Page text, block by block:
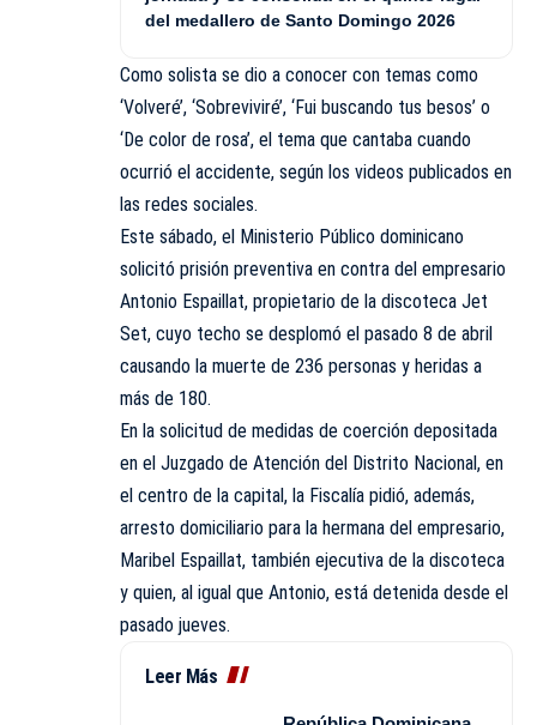
del medallero de Santo Domingo 2026
Como solista se dio a conocer con temas como
‘Volveré’, ‘Sobreviviré’, ‘Fui buscando tus besos’ o
‘De color de rosa’, el tema que cantaba cuando
ocurrió el accidente, según los videos publicados en
las redes sociales.
Este sábado, el Ministerio Público dominicano
solicitó prisión preventiva en contra del empresario
Antonio Espaillat, propietario de la discoteca Jet
Set, cuyo techo se desplomó el pasado 8 de abril
causando la muerte de 236 personas y heridas a
más de 180.
En la solicitud de medidas de coerción depositada
en el Juzgado de Atención del Distrito Nacional, en
el centro de la capital, la Fiscalía pidió, además,
arresto domiciliario para la hermana del empresario,
Maribel Espaillat, también ejecutiva de la discoteca
y quien, al igual que Antonio, está detenida desde el
pasado jueves.
Leer Más